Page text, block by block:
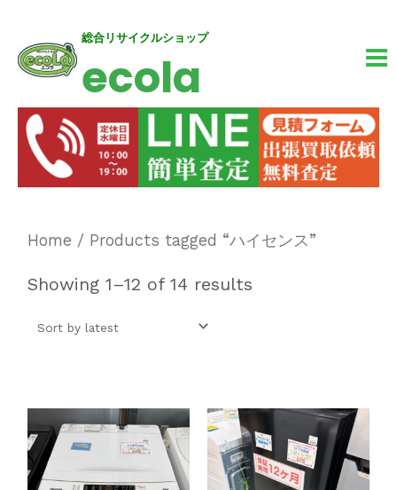
総合リサイクルショップ
ecola
Home / Products tagged “ハイセンス”
Showing 1–12 of 14 results